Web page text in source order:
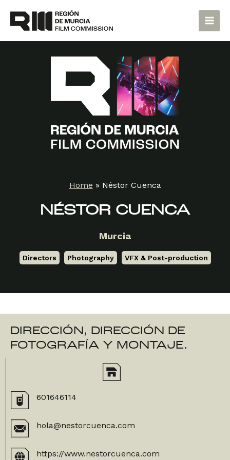
content
Main
Home » Néstor Cuenca
NÉSTOR CUENCA
Murcia
Directors Photography VFX & Post-production
DIRECCIÓN, DIRECCIÓN DE
FOTOGRAFÍA Y MONTAJE.
601646114
hola@nestorcuenca.com
https://www.nestorcuenca.com